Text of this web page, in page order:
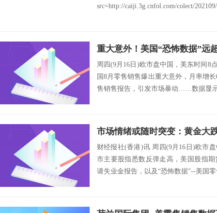
src=http://caiji.3g.cnfol.com/colect/
重大意外！美国“恐怖数据”远
周四(9月16日)欧市盘中国，美东时间8
国8月零售销售爆出重大意外，月率增
售销售报告，引发市场暴动……数据显
财经报社(香港)讯 周四(9月16日)欧市
市主要股指悉数反弹走高，美国股指
请失业金报告，以及“恐怖数据”--美国